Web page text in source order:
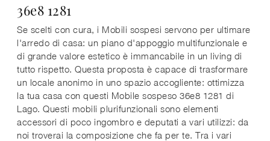
36e8 1281
Se scelti con cura, i Mobili sospesi servono per ultimare
l'arredo di casa: un piano d'appoggio multifunzionale e
di grande valore estetico è immancabile in un living di
tutto rispetto. Questa proposta è capace di trasformare
un locale anonimo in uno spazio accogliente: ottimizza
la tua casa con questi Mobile sospeso 36e8 1281 di
Lago. Questi mobili plurifunzionali sono elementi
accessori di poco ingombro e deputati a vari utilizzi: da
noi troverai la composizione che fa per te. Tra i vari